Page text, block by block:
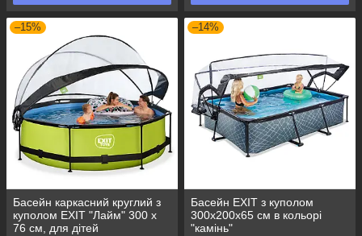
–15%
Басейн каркасний круглий з
куполом EXIT "Лайм" 300 х
76 см, для дітей
–14%
Басейн EXIT з куполом
300х200х65 см в кольорі
"камінь"